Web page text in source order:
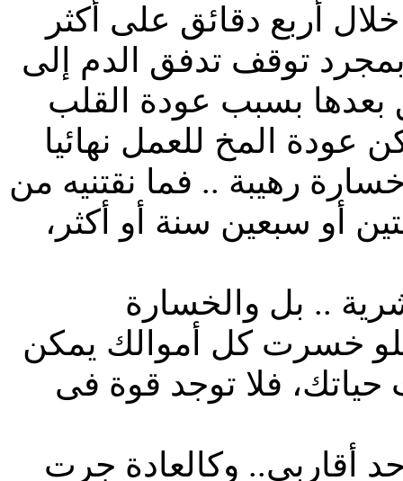
أربع دقائق على أكثر
توقف تدفق الدم إلى
بعدها بسبب عودة القلب
عودة المخ للعمل نهائيا
رهيبة .. فما نقتنيه من
أو سبعين سنة أو أكثر،
فلو خسرت كل أموالك يمكن
فلا توجد قوة فى